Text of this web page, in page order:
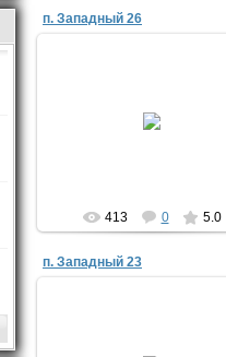
п. Западный 26
413 0 5.0
п. Западный 23